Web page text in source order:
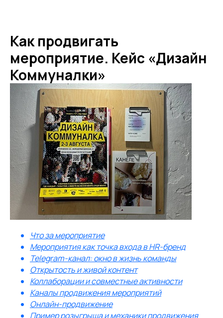
Как продвигать
мероприятие. Кейс «Дизайн
Коммуналки»
Что за мероприятие
Мероприятия как точка входа в HR-бренд
Telegram-канал: окно в жизнь команды
Открытость и живой контент
Коллаборации и совместные активности
Каналы продвижения мероприятий
Онлайн-продвижение
Пример розыгрыша и механики продвижения